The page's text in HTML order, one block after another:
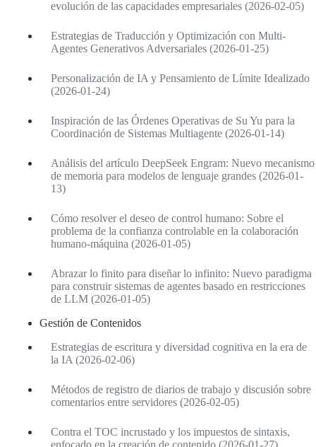
evolución de las capacidades empresariales (2026-02-05)
Estrategias de Traducción y Optimización con Multi-
Agentes Generativos Adversariales (2026-01-25)
Personalización de IA y Pensamiento de Límite Idealizado
(2026-01-24)
Inspiración de las Órdenes Operativas de Su Yu para la
Coordinación de Sistemas Multiagente (2026-01-14)
Análisis del artículo DeepSeek Engram: Nuevo mecanismo
de memoria para modelos de lenguaje grandes (2026-01-
13)
Cómo resolver el deseo de control humano: Sobre el
problema de la confianza controlable en la colaboración
humano-máquina (2026-01-05)
Abrazar lo finito para diseñar lo infinito: Nuevo paradigma
para construir sistemas de agentes basado en restricciones
de LLM (2026-01-05)
Gestión de Contenidos
Estrategias de escritura y diversidad cognitiva en la era de
la IA (2026-02-06)
Métodos de registro de diarios de trabajo y discusión sobre
comentarios entre servidores (2026-02-05)
Contra el TOC incrustado y los impuestos de sintaxis,
enfocado en la creación de contenido (2026-01-27)